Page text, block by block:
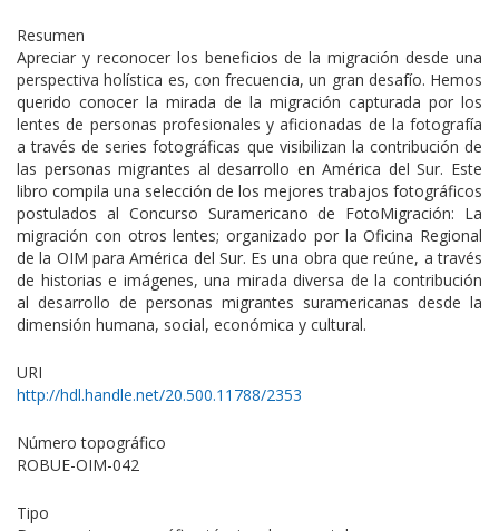
Resumen
Apreciar y reconocer los beneficios de la migración desde una
perspectiva holística es, con frecuencia, un gran desafío. Hemos
querido conocer la mirada de la migración capturada por los
lentes de personas profesionales y aficionadas de la fotografía
a través de series fotográficas que visibilizan la contribución de
las personas migrantes al desarrollo en América del Sur. Este
libro compila una selección de los mejores trabajos fotográficos
postulados al Concurso Suramericano de FotoMigración: La
migración con otros lentes; organizado por la Oficina Regional
de la OIM para América del Sur. Es una obra que reúne, a través
de historias e imágenes, una mirada diversa de la contribución
al desarrollo de personas migrantes suramericanas desde la
dimensión humana, social, económica y cultural.
URI
http://hdl.handle.net/20.500.11788/2353
Número topográfico
ROBUE-OIM-042
Tipo